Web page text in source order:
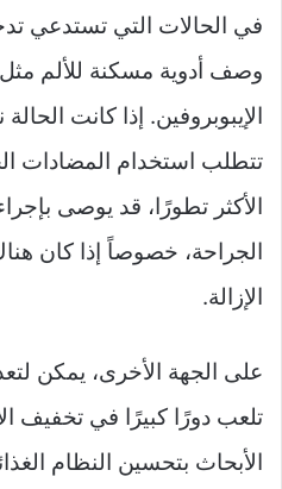
في الحالات التي تستدعي
وصف أدوية مسكنة للألم مثل
الإيبوبروفين. إذا كانت
تتطلب استخدام المضادات
الأكثر تطورًا، قد يوصى
الجراحة، خصوصاً إذا كان
الإزالة.
على الجهة الأخرى، يمكن
تلعب دورًا كبيرًا في تخفيف
الأبحاث بتحسين النظام